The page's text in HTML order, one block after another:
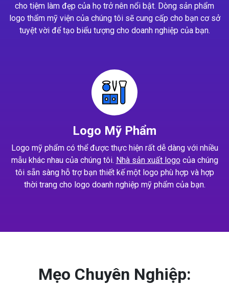
cho tiệm làm đẹp của họ trở nên nổi bật. Dòng sản phẩm
logo thẩm mỹ viện của chúng tôi sẽ cung cấp cho bạn cơ sở
tuyệt vời để tạo biểu tượng cho doanh nghiệp của bạn.
Logo Mỹ Phẩm
Logo mỹ phẩm có thể được thực hiện rất dễ dàng với nhiều
mẫu khác nhau của chúng tôi. Nhà sản xuất logocủa chúng
tôi sẵn sàng hỗ trợ bạn thiết kế một logo phù hợp và hợp
thời trang cho logo doanh nghiệp mỹ phẩm của bạn.
Mẹo Chuyên Nghiệp: